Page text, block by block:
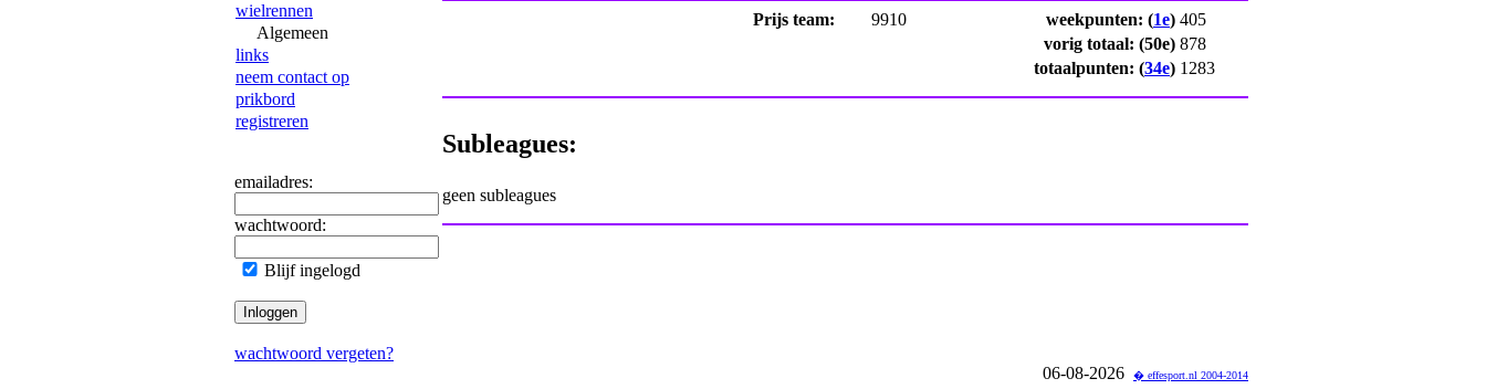
wielrennen
Algemeen
links
neem contact op
prikbord
registreren
emailadres:
wachtwoord:
Blijf ingelogd
wachtwoord vergeten?
Prijs team: 9910 weekpunten: (1e) 405
vorig totaal: (50e) 878
totaalpunten: (34e) 1283
Subleagues:
geen subleagues
06-08-2026 � effesport.nl 2004-2014